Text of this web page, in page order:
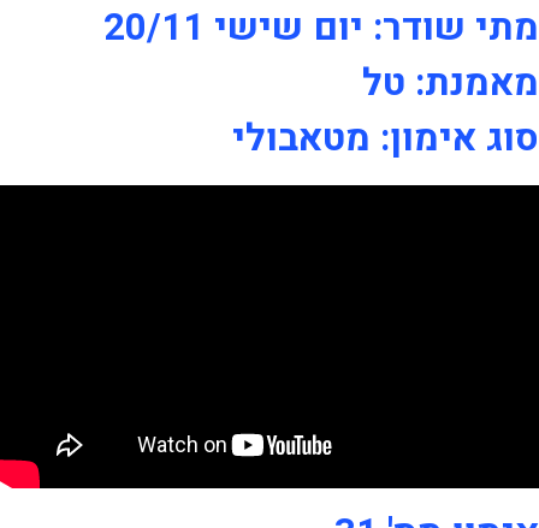
מתי שודר: יום שישי 20/11
מאמנת: טל
סוג אימון: מטאבולי